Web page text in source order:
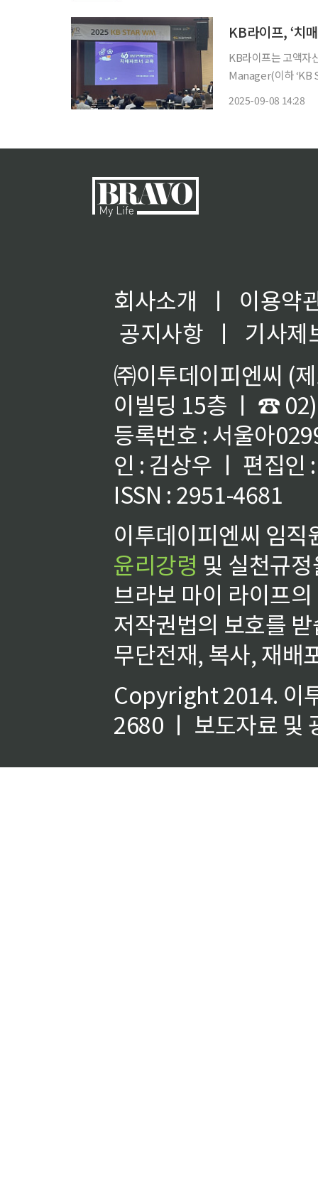
KB라이프, ‘치
KB라이프는 고액자
Manager(이하 ‘KB
2025-09-08 14:28
회사소개 ㅣ
이용약
공지사항
ㅣ
기사제
㈜이투데이피엔씨 (
이빌딩 15층 ㅣ ☎
등록번호 : 서울아
인 : 김상우 ㅣ 편집인
ISSN : 2951-4681
이투데이피엔씨 임
윤리강령 및 실천규
브라보 마이 라이프
저작권법의 보호를
무단전재, 복사, 재배
Copyright 2014. 이
2680 ㅣ 보도자료